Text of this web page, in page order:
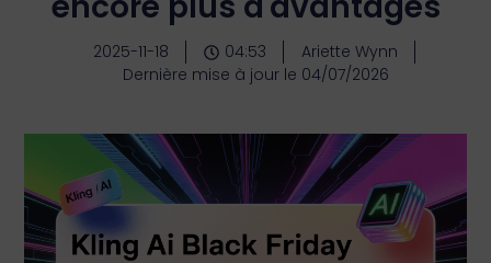
2025-11-18 04:53
Ariette Wynn
Dernière mise à jour le 04/07/2026